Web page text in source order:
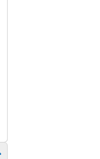
Mostrar/ocultar subpáginas